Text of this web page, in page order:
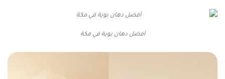
أفضل دهان بوية في مكة